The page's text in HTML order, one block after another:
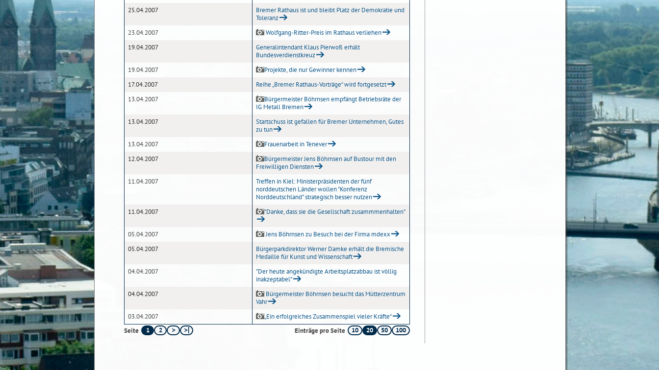
25.04.2007
Bremer Rathaus ist und bleibt Platz der Demokratie und
Toleranz
23.04.2007
Wolfgang-Ritter-Preis im Rathaus verliehen
19.04.2007
Generalintendant Klaus Pierwoß erhält
Bundesverdienstkreuz
19.04.2007
Projekte, die nur Gewinner kennen
17.04.2007
Reihe „Bremer Rathaus-Vorträge“ wird fortgesetzt
13.04.2007
Bürgermeister Böhrnsen empfängt Betriebsräte der
IG Metall Bremen
13.04.2007
Startschuss ist gefallen für Bremer Unternehmen, Gutes
zu tun
13.04.2007
Frauenarbeit in Tenever
12.04.2007
Bürgermeister Jens Böhrnsen auf Bustour mit den
Freiwilligen Diensten
11.04.2007
Treffen in Kiel: Ministerpräsidenten der fünf
norddeutschen Länder wollen "Konferenz
Norddeutschland" strategisch besser nutzen
11.04.2007
"Danke, dass sie die Gesellschaft zusammmenhalten"
05.04.2007
Jens Böhrnsen zu Besuch bei der Firma mdexx
05.04.2007
Bürgerparkdirektor Werner Damke erhält die Bremische
Medaille für Kunst und Wissenschaft
04.04.2007
"Der heute angekündigte Arbeitsplatzabbau ist völlig
inakzeptabel"
04.04.2007
Bürgermeister Böhrnsen besucht das Mütterzentrum
Vahr
03.04.2007
„Ein erfolgreiches Zusammenspiel vieler Kräfte“
Seite
1 2 Einträge pro Seite 10 20 50 100